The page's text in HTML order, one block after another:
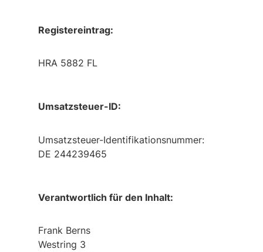
Registereintrag:
HRA 5882 FL
Umsatzsteuer-ID:
Umsatzsteuer-Identifikationsnummer:
DE 244239465
Verantwortlich für den Inhalt:
Frank Berns
Westring 3